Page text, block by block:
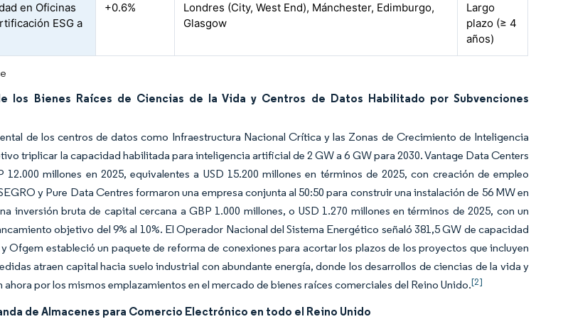
en Oficinas
ESG a
+0.6%
Londres (City, West End), Mánchester, Edimburgo,
Glasgow
Largo
plazo (≥ 4
años)
los Bienes Raíces de Ciencias de la Vida y Centros de Datos Habilitado por Subvenciones
de los centros de datos como Infraestructura Nacional Crítica y las Zonas de Crecimiento de Inteligencia
triplicar la capacidad habilitada para inteligencia artificial de 2 GW a 6 GW para 2030. Vantage Data Centers
millones en 2025, equivalentes a USD 15.200 millones en términos de 2025, con creación de empleo
y Pure Data Centres formaron una empresa conjunta al 50:50 para construir una instalación de 56 MW en
inversión bruta de capital cercana a GBP 1.000 millones, o USD 1.270 millones en términos de 2025, con un
objetivo del 9% al 10%. El Operador Nacional del Sistema Energético señaló 381,5 GW de capacidad
Ofgem estableció un paquete de reforma de conexiones para acortar los plazos de los proyectos que incluyen
atraen capital hacia suelo industrial con abundante energía, donde los desarrollos de ciencias de la vida y
por los mismos emplazamientos en el mercado de bienes raíces comerciales del Reino Unido.[2]
de Almacenes para Comercio Electrónico en todo el Reino Unido